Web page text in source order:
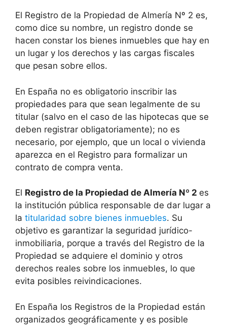
El Registro de la Propiedad de Almería Nº 2 es,
como dice su nombre, un registro donde se
hacen constar los bienes inmuebles que hay en
un lugar y los derechos y las cargas fiscales
que pesan sobre ellos.
En España no es obligatorio inscribir las
propiedades para que sean legalmente de su
titular (salvo en el caso de las hipotecas que se
deben registrar obligatoriamente); no es
necesario, por ejemplo, que un local o vivienda
aparezca en el Registro para formalizar un
contrato de compra venta.
El Registro de la Propiedad de Almería Nº 2 es
la institución pública responsable de dar lugar a
la titularidad sobre bienes inmuebles. Su
objetivo es garantizar la seguridad jurídico-
inmobiliaria, porque a través del Registro de la
Propiedad se adquiere el dominio y otros
derechos reales sobre los inmuebles, lo que
evita posibles reivindicaciones.
En España los Registros de la Propiedad están
organizados geográficamente y es posible